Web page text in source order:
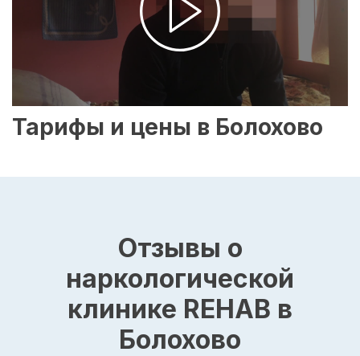
Тарифы и цены в Болохово
Отзывы о
наркологической
клинике REHAB в
Болохово